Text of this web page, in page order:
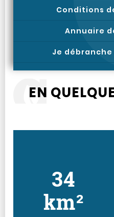
Conditions
Annuaire
Je
EN
34
km²